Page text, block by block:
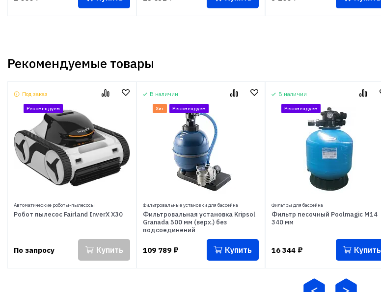
Рекомендуемые товары
Под заказ
Рекомендуем
Автоматические роботы-пылесосы
Робот пылесоc Fairland InverX X30
По запросу Купить
В наличии
Хит Рекомендуем
Фильтровальные установки для бассейна
Фильтровальная установка Kripsol
Granada 500 мм (верх.) без
подсоединений
109 789 ₽ Купить
В наличии
Рекомендуем
Фильтры для бассейна
Фильтр песочный Poolmagic M14
340 мм
16 344 ₽ Купить